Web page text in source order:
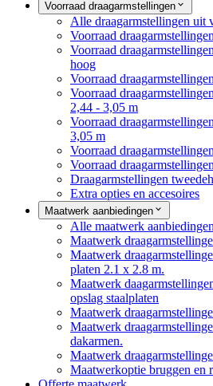
Voorraad draagarmstellingen
Alle draagarmstellingen uit
Voorraad
Voorraad
hoog
Voorraad
Voorraad
2,44 - 3,05 m
Voorraad
3,05 m
Voorraad
Voorraad
Draagarmstellingen
Extra opties en accesoires
Maatwerk aanbiedingen
Alle maatwerk aanbiedingen
Maatwerk
Maatwerk
platen 2.1 x 2.8 m.
Maatwerk
opslag staalplaten
Maatwerk
Maatwerk
dakarmen.
Maatwerk
Maatwerkoptie bruggen en